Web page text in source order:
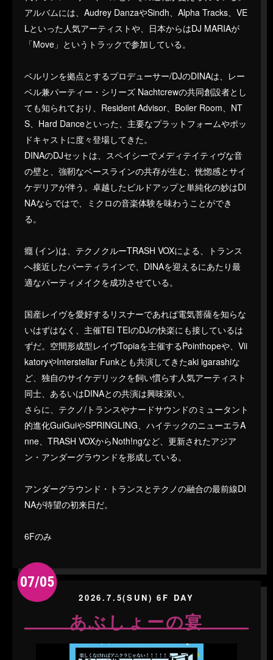
アルバムには、Audrey DanzaやSindh、Alpha Tracks、VE
Lといった人気アーティストや、日本からはDJ MARIAが
「Move」というトラックで参加している。
ベルリンを拠点とするプロデューサー/DJのDINAは、レー
ベル兼パーティー・シリーズ Nachtcrewの共同創設者とし
ても知られており、Resident Advisor、Boiler Room、NT
S、Hard Danceといった、主要なプラットフォームやポッ
ドキャストに度々登場してきた。
DINAのDJセットは、スペイシーでメディテイティヴな音
の壁と、強靭なベースラインの共存が生む、恍惚感とサイ
ケデリアが伴う。卓越したビルドアップと単純化の妙はDI
NAならではで、ミクロの音楽体験を味わうことができ
る。
癮 (イン)は、テクノクルーTRASH VOXによる、トランス
へ接近したパーティラインで、DINAを迎えるにあたり最
適なパーティメイクを成功させている。
国産レイヴを愛好するリスナーであれば電気菩薩を知らな
いはずはなく、主催TEI TEIのDJの快楽にも接しているは
ずだ。空間形成型レイヴTopiaを主催するPointhopeや、Vii
katoryやInterstellar Funkとも共演してきたaki igarashiな
ど、独自のサイケデリックを飼い慣らす人気アーティスト
同士、あるいはDINAとの共演は興味深い。
さらに、テクノ/トランスやナードサウンドのミュータント
的進化GuiGuiやSPRINGLING、ハイテックのニューエラA
nne、TRASH VOXからNoth!ngなど、更新されたアジア
ン・アンダーグラウンドを形成している。
アンダーグラウンド・トランスとテクノの融合の最前線DI
NAが待望の初来日だ。
6Fのみ
07/05
2026.7.5(SUN) 6F DAY
あぶしょーの宴